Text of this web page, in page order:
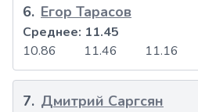
6. Егор Тарасов
10.86 11.46 11.16
Среднее: 11.45
7. Дмитрий Саргсян